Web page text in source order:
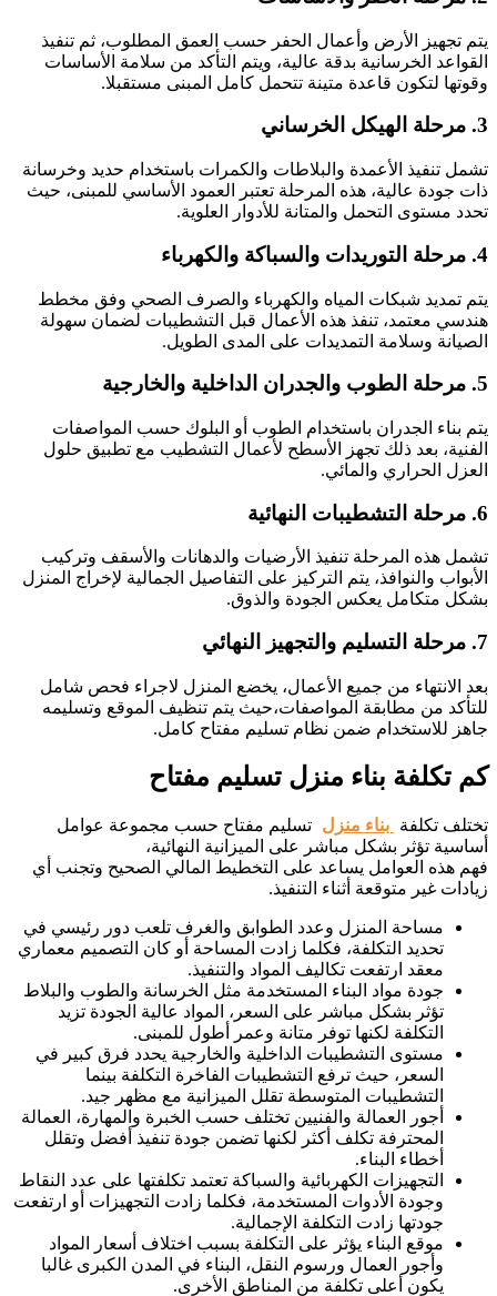
يتم تجهيز الأرض وأعمال الحفر حسب العمق المطلوب، ثم تنفيذ
القواعد الخرسانية بدقة عالية، ويتم التأكد من سلامة الأساسات
وقوتها لتكون قاعدة متينة تتحمل كامل المبنى مستقبلا.
3. مرحلة الهيكل الخرساني
تشمل تنفيذ الأعمدة والبلاطات والكمرات باستخدام حديد وخرسانة
ذات جودة عالية، هذه المرحلة تعتبر العمود الأساسي للمبنى، حيث
تحدد مستوى التحمل والمتانة للأدوار العلوية.
4. مرحلة التوريدات والسباكة والكهرباء
يتم تمديد شبكات المياه والكهرباء والصرف الصحي وفق مخطط
هندسي معتمد، تنفذ هذه الأعمال قبل التشطيبات لضمان سهولة
الصيانة وسلامة التمديدات على المدى الطويل.
5. مرحلة الطوب والجدران الداخلية والخارجية
يتم بناء الجدران باستخدام الطوب أو البلوك حسب المواصفات
الفنية، بعد ذلك تجهز الأسطح لأعمال التشطيب مع تطبيق حلول
العزل الحراري والمائي.
6. مرحلة التشطيبات النهائية
تشمل هذه المرحلة تنفيذ الأرضيات والدهانات والأسقف وتركيب
الأبواب والنوافذ، يتم التركيز على التفاصيل الجمالية لإخراج المنزل
بشكل متكامل يعكس الجودة والذوق.
7. مرحلة التسليم والتجهيز النهائي
بعد الانتهاء من جميع الأعمال، يخضع المنزل لاجراء فحص شامل
للتأكد من مطابقة المواصفات،حيث يتم تنظيف الموقع وتسليمه
جاهز للاستخدام ضمن نظام تسليم مفتاح كامل.
كم تكلفة بناء منزل تسليم مفتاح
تختلف تكلفة بناء منزل تسليم مفتاح حسب مجموعة عوامل
أساسية تؤثر بشكل مباشر على الميزانية النهائية،
فهم هذه العوامل يساعد على التخطيط المالي الصحيح وتجنب أي
زيادات غير متوقعة أثناء التنفيذ.
مساحة المنزل وعدد الطوابق والغرف تلعب دور رئيسي في
تحديد التكلفة، فكلما زادت المساحة أو كان التصميم معماري
معقد ارتفعت تكاليف المواد والتنفيذ.
جودة مواد البناء المستخدمة مثل الخرسانة والطوب والبلاط
تؤثر بشكل مباشر على السعر، المواد عالية الجودة تزيد
التكلفة لكنها توفر متانة وعمر أطول للمبنى.
مستوى التشطيبات الداخلية والخارجية يحدد فرق كبير في
السعر، حيث ترفع التشطيبات الفاخرة التكلفة بينما
التشطيبات المتوسطة تقلل الميزانية مع مظهر جيد.
أجور العمالة والفنيين تختلف حسب الخبرة والمهارة، العمالة
المحترفة تكلف أكثر لكنها تضمن جودة تنفيذ أفضل وتقلل
أخطاء البناء.
التجهيزات الكهربائية والسباكة تعتمد تكلفتها على عدد النقاط
وجودة الأدوات المستخدمة، فكلما زادت التجهيزات أو ارتفعت
جودتها زادت التكلفة الإجمالية.
موقع البناء يؤثر على التكلفة بسبب اختلاف أسعار المواد
وأجور العمال ورسوم النقل، البناء في المدن الكبرى غالبا
يكون أعلى تكلفة من المناطق الأخرى.